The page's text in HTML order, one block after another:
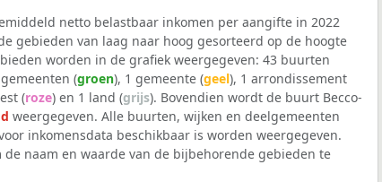
netto belastbaar inkomen per aangifte in 2022
gebieden van laag naar hoog gesorteerd op de hoogte
worden in de grafiek weergegeven: 43 buurten
(groen), 1 gemeente (geel), 1 arrondissement
(roze) en 1 land (grijs). Bovendien wordt de buurt Becco-
weergegeven. Alle buurten, wijken en deelgemeenten
inkomensdata beschikbaar is worden weergegeven.
naam en waarde van de bijbehorende gebieden te